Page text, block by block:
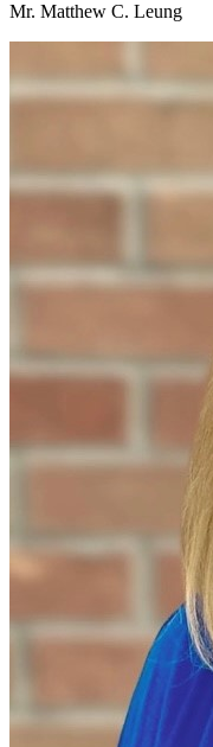
Mr. Matthew C. Leung